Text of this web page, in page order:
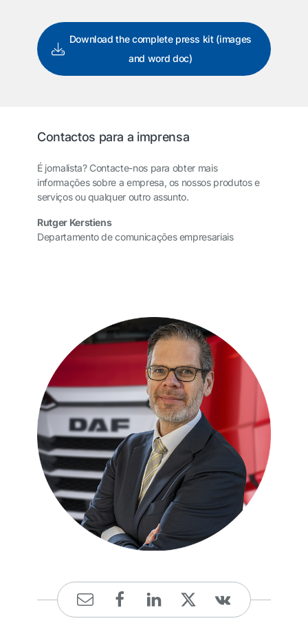
Download the complete press kit (images
and word doc)
Contactos para a imprensa
É jornalista? Contacte-nos para obter mais
informações sobre a empresa, os nossos produtos e
serviços ou qualquer outro assunto.
Rutger Kerstiens
Departamento de comunicações empresariais